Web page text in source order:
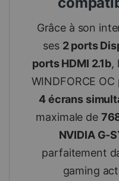
Grâce à son
ses 2 ports
ports HDMI 2.1b,
WINDFORCE
4 écrans
maximale de
NVIDIA G-
parfaitement
gaming